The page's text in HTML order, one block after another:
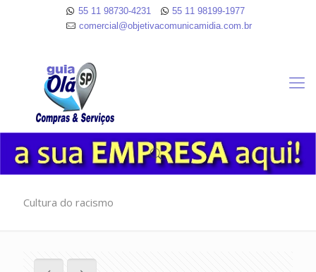
55 11 98730-4231
55 11 98199-1977
comercial@objetivacomunicamidia.com.br
Cultura do racismo